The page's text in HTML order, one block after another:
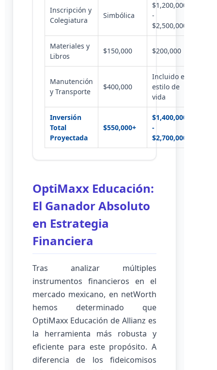
Inscripción y
Colegiatura
Simbólica
$1,200,000
-
$2,500,000
Materiales y
Libros
$150,000 $200,000
Manutención
y Transporte
$400,000
Incluido en
estilo de
vida
Inversión
Total
Proyectada
$550,000+
$1,400,000
-
$2,700,000+
OptiMaxx Educación:
El Ganador Absoluto
en Estrategia
Financiera
Tras analizar múltiples
instrumentos financieros en el
mercado mexicano, en netWorth
hemos determinado que
OptiMaxx Educación de Allianz es
la herramienta más robusta y
eficiente para este propósito. A
diferencia de los fideicomisos